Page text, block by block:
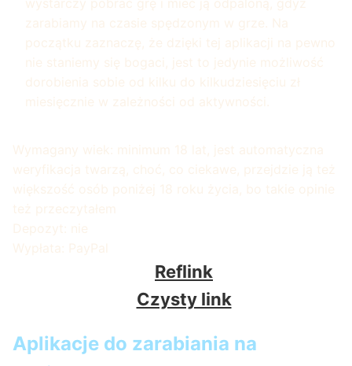
wystarczy pobrać grę i mieć ją odpaloną, gdyż
zarabiamy na czasie spędzonym w grze. Na
początku zaznaczę, że dzięki tej aplikacji na pewno
nie staniemy się bogaci, jest to jedynie możliwość
dorobienia sobie od kilku do kilkudziesięciu zł
miesięcznie w zależności od aktywności.
Wymagany wiek: minimum 18 lat, jest automatyczna
weryfikacja twarzą, choć, co ciekawe, przejdzie ją też
większość osób poniżej 18 roku życia, bo takie opinie
też przeczytałem
Depozyt: nie
Wypłata: PayPal
Reflink
Czysty link
Aplikacje do zarabiania na